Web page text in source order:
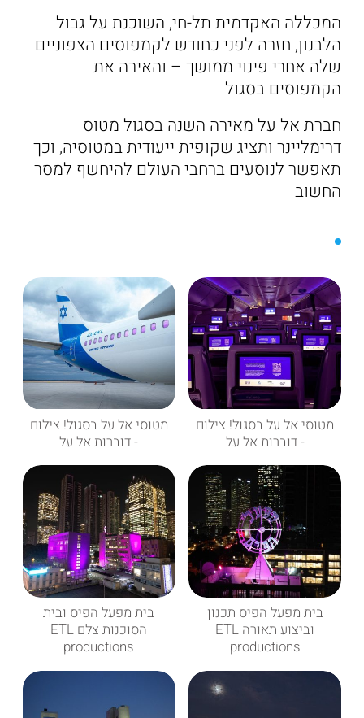
המכללה האקדמית תל-חי, השוכנת על גבול
הלבנון, חזרה לפני כחודש לקמפוסים הצפוניים
שלה אחרי פינוי ממושך – והאירה את
הקמפוסים בסגול
חברת אל על מאירה השנה בסגול מטוס
דרימליינר ותציג שקופית ייעודית במטוסיה, וכך
תאפשר לנוסעים ברחבי העולם להיחשף למסר
החשוב
מטוסי אל על בסגול! צילום
- דוברות אל על
מטוסי אל על בסגול! צילום
- דוברות אל על
בית מפעל הפיס תכנון
וביצוע תאורה ETL
productions
בית מפעל הפיס ובית
הסוכנות צלם ETL
productions